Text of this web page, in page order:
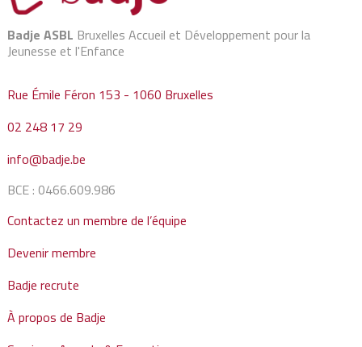
Badje ASBL Bruxelles Accueil et Développement pour la
Jeunesse et l'Enfance
Rue Émile Féron 153 - 1060 Bruxelles
02 248 17 29
info@badje.be
BCE : 0466.609.986
Contactez un membre de l’équipe
Devenir membre
Badje recrute
À propos de Badje